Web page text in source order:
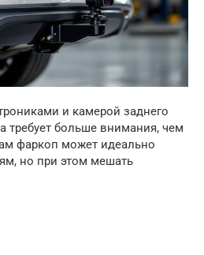
и камерой заднего
требует больше внимания, чем
фаркоп может идеально
но при этом мешать